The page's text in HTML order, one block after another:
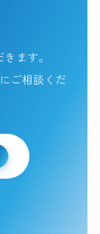
ます。
ご相談くだ